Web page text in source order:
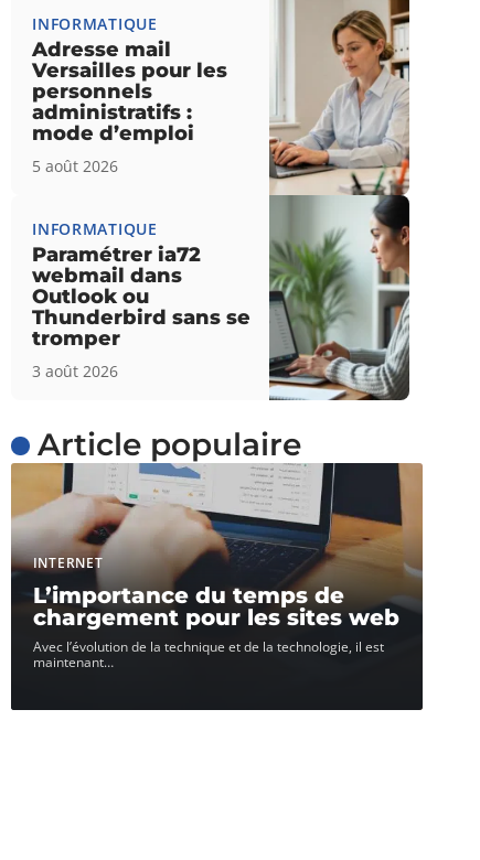
INFORMATIQUE
Adresse mail
Versailles pour les
personnels
administratifs :
mode d’emploi
5 août 2026
INFORMATIQUE
Paramétrer ia72
webmail dans
Outlook ou
Thunderbird sans se
tromper
3 août 2026
Article populaire
INTERNET
L’importance du temps de
chargement pour les sites web
Avec l’évolution de la technique et de la technologie, il est
maintenant…